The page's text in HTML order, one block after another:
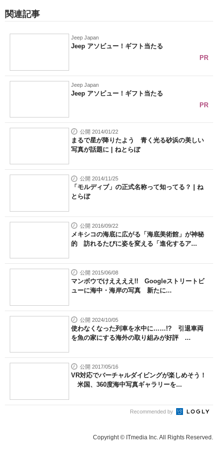
関連記事
Jeep Japan
Jeep アソビュー！ギフト当たる
PR
Jeep Japan
Jeep アソビュー！ギフト当たる
PR
公開 2014/01/22
まるで星が降りたよう 青く光る砂浜の美しい
写真が話題に | ねとらぼ
公開 2014/11/25
「モルディブ」の正式名称って知ってる？ | ね
とらぼ
公開 2016/09/22
メキシコの海底に広がる「海底美術館」が神秘
的 訪れるたびに姿を変える「進化するア...
公開 2015/06/08
マンボウでけええええ!! Googleストリートビ
ューに海中・海岸の写真 新たに...
公開 2024/10/05
使わなくなった列車を水中に……!? 引退車両
を魚の家にする海外の取り組みが好評 ...
公開 2017/05/16
VR対応でバーチャルダイビングが楽しめそう！
米国、360度海中写真ギャラリーを...
Recommended by
Copyright © ITmedia Inc. All Rights Reserved.